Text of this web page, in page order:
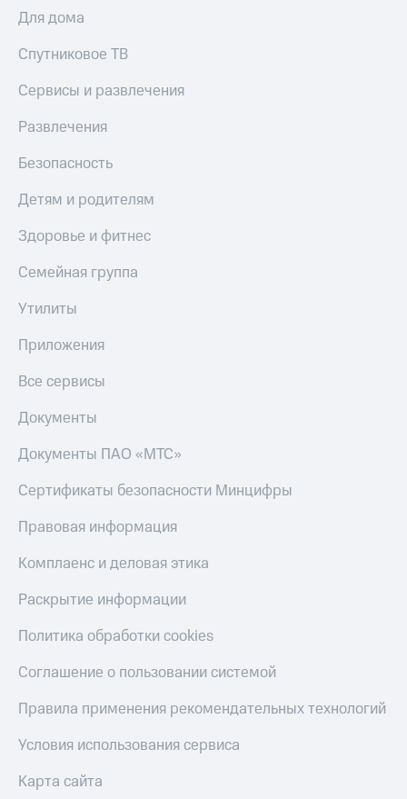
Для дома
Спутниковое ТВ
Сервисы и развлечения
Развлечения
Безопасность
Детям и родителям
Здоровье и фитнес
Семейная группа
Утилиты
Приложения
Все сервисы
Документы
Документы ПАО «МТС»
Сертификаты безопасности Минцифры
Правовая информация
Комплаенс и деловая этика
Раскрытие информации
Политика обработки cookies
Соглашение о пользовании системой
Правила применения рекомендательных технологий
Условия использования сервиса
Карта сайта